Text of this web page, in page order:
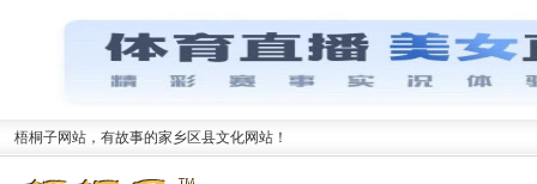
梧桐子网站，有故事的家乡区县文化网站！